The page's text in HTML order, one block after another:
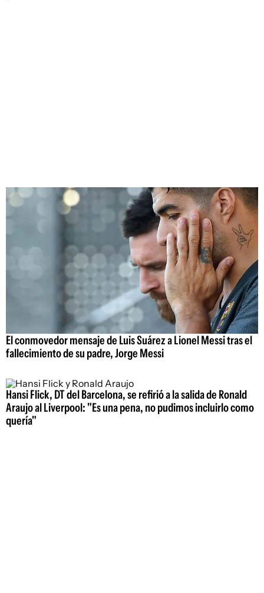
El conmovedor mensaje de Luis Suárez a Lionel Messi tras el
fallecimiento de su padre, Jorge Messi
Hansi Flick, DT del Barcelona, se refirió a la salida de Ronald
Araujo al Liverpool: "Es una pena, no pudimos incluirlo como
quería"